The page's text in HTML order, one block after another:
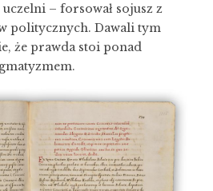
– forsował sojusz z
politycznych. Dawali tym
że prawda stoi ponad